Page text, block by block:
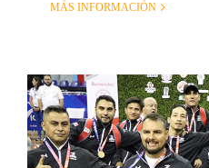
MÁS INFORMACIÓN